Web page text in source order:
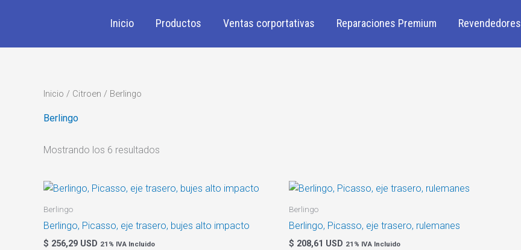
Inicio Productos Ventas corportativas Reparaciones Premium Revendedores
Inicio / Citroen / Berlingo
Berlingo
Mostrando los 6 resultados
Berlingo
Berlingo, Picasso, eje trasero, bujes alto impacto
$ 256,29 USD 21% IVA Incluido
Berlingo
Berlingo, Picasso, eje trasero, rulemanes
$ 208,61 USD 21% IVA Incluido